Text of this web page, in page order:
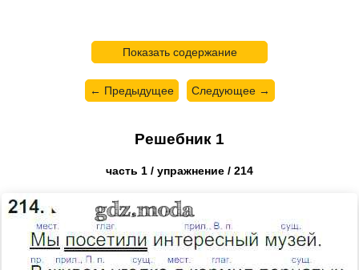
Показать содержание
← Предыдущее Следующее →
Решебник 1
часть 1 / упражнение / 214